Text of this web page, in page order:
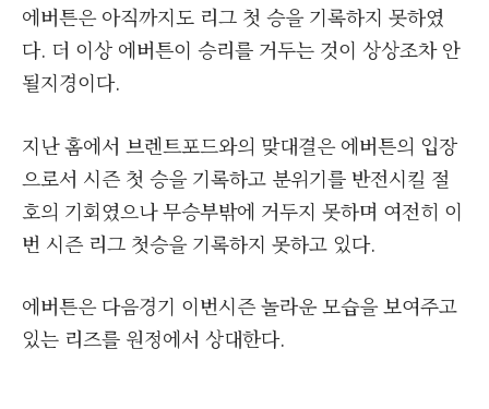
에버튼은 아직까지도 리그 첫 승을 기록하지 못하였
다. 더 이상 에버튼이 승리를 거두는 것이 상상조차 안
될지경이다.
지난 홈에서 브렌트포드와의 맞대결은 에버튼의 입장
으로서 시즌 첫 승을 기록하고 분위기를 반전시킬 절
호의 기회였으나 무승부밖에 거두지 못하며 여전히 이
번 시즌 리그 첫승을 기록하지 못하고 있다.
에버튼은 다음경기 이번시즌 놀라운 모습을 보여주고
있는 리즈를 원정에서 상대한다.